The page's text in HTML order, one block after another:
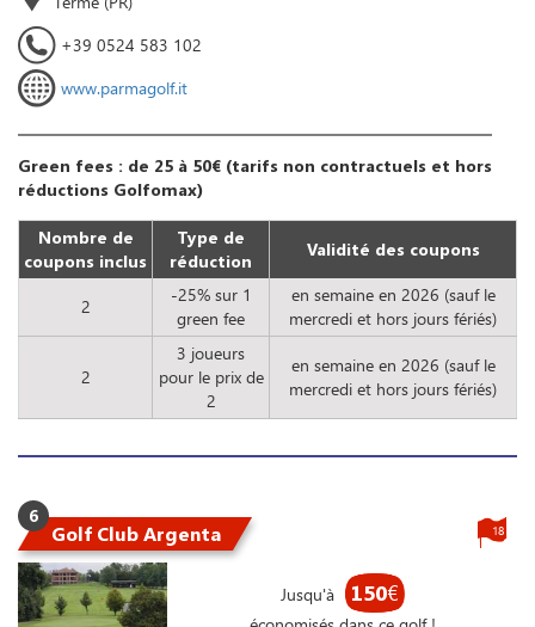
+39 0524 583 102
www.parmagolf.it
Green fees : de 25 à 50€ (tarifs non contractuels et hors
réductions Golfomax)
Nombre de
coupons inclus
Type de
réduction
Validité des coupons
2
-25% sur 1
green fee
en semaine en 2026 (sauf le
mercredi et hors jours fériés)
2
3 joueurs
pour le prix de
2
en semaine en 2026 (sauf le
mercredi et hors jours fériés)
6
Golf Club Argenta
Jusqu'à 150€
18